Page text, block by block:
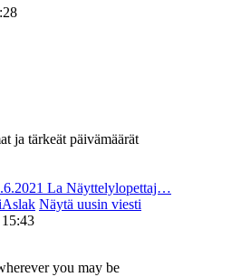
ja tärkeät päivämäärät
La Näyttelylopettaj…
Näytä uusin viesti
you may be